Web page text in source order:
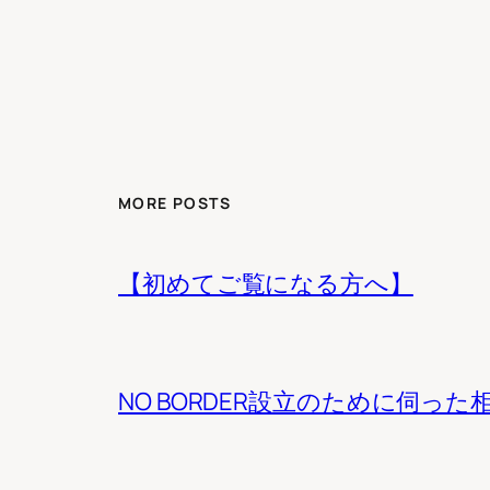
MORE POSTS
【初めてご覧になる方へ】
NO BORDER設立のために伺った